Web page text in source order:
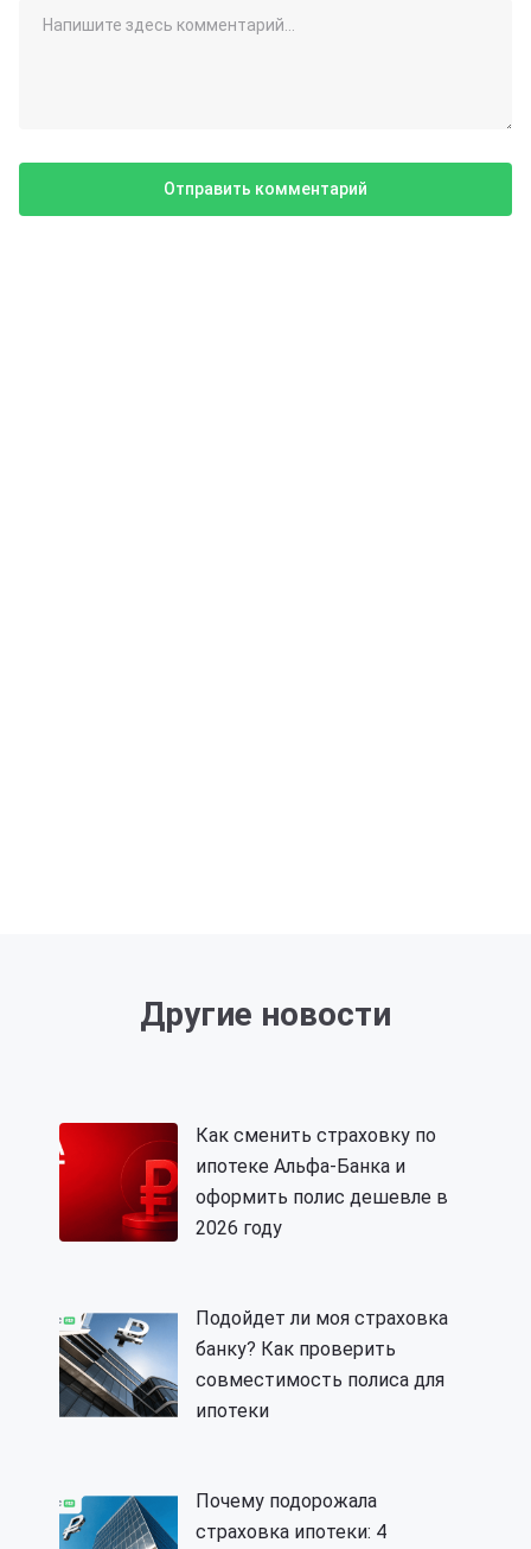
Другие новости
Как сменить страховку по
ипотеке Альфа-Банка и
оформить полис дешевле в
2026 году
Подойдет ли моя страховка
банку? Как проверить
совместимость полиса для
ипотеки
Почему подорожала
страховка ипотеки: 4